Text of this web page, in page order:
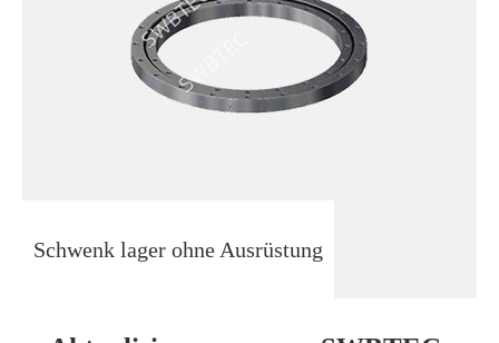
Schwenk lager ohne Ausrüstung